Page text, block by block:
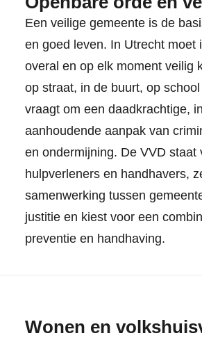
Een veilige gemeente is de
en goed leven. In Utrecht moet
overal en op elk moment veilig
op straat, in de buurt, op
vraagt om een daadkrachtige,
aanhoudende aanpak van
en ondermijning. De VVD staat
hulpverleners en handhavers,
samenwerking tussen
justitie en kiest voor een
preventie en handhaving.
Wonen en